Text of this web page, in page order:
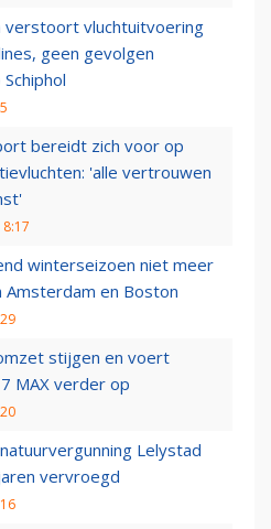
verstoort vluchtuitvoering
geen gevolgen
bereidt zich voor op
'alle vertrouwen
winterseizoen niet meer
Amsterdam en Boston
stijgen en voert
MAX verder op
Lelystad
vervroegd